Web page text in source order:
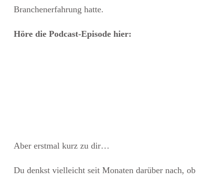
Branchenerfahrung hatte.
Höre die Podcast-Episode hier:
Aber erstmal kurz zu dir…
Du denkst vielleicht seit Monaten darüber nach, ob